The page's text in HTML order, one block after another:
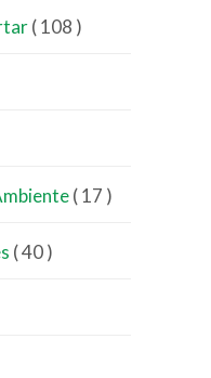
( 108 )
( 17 )
( 40 )